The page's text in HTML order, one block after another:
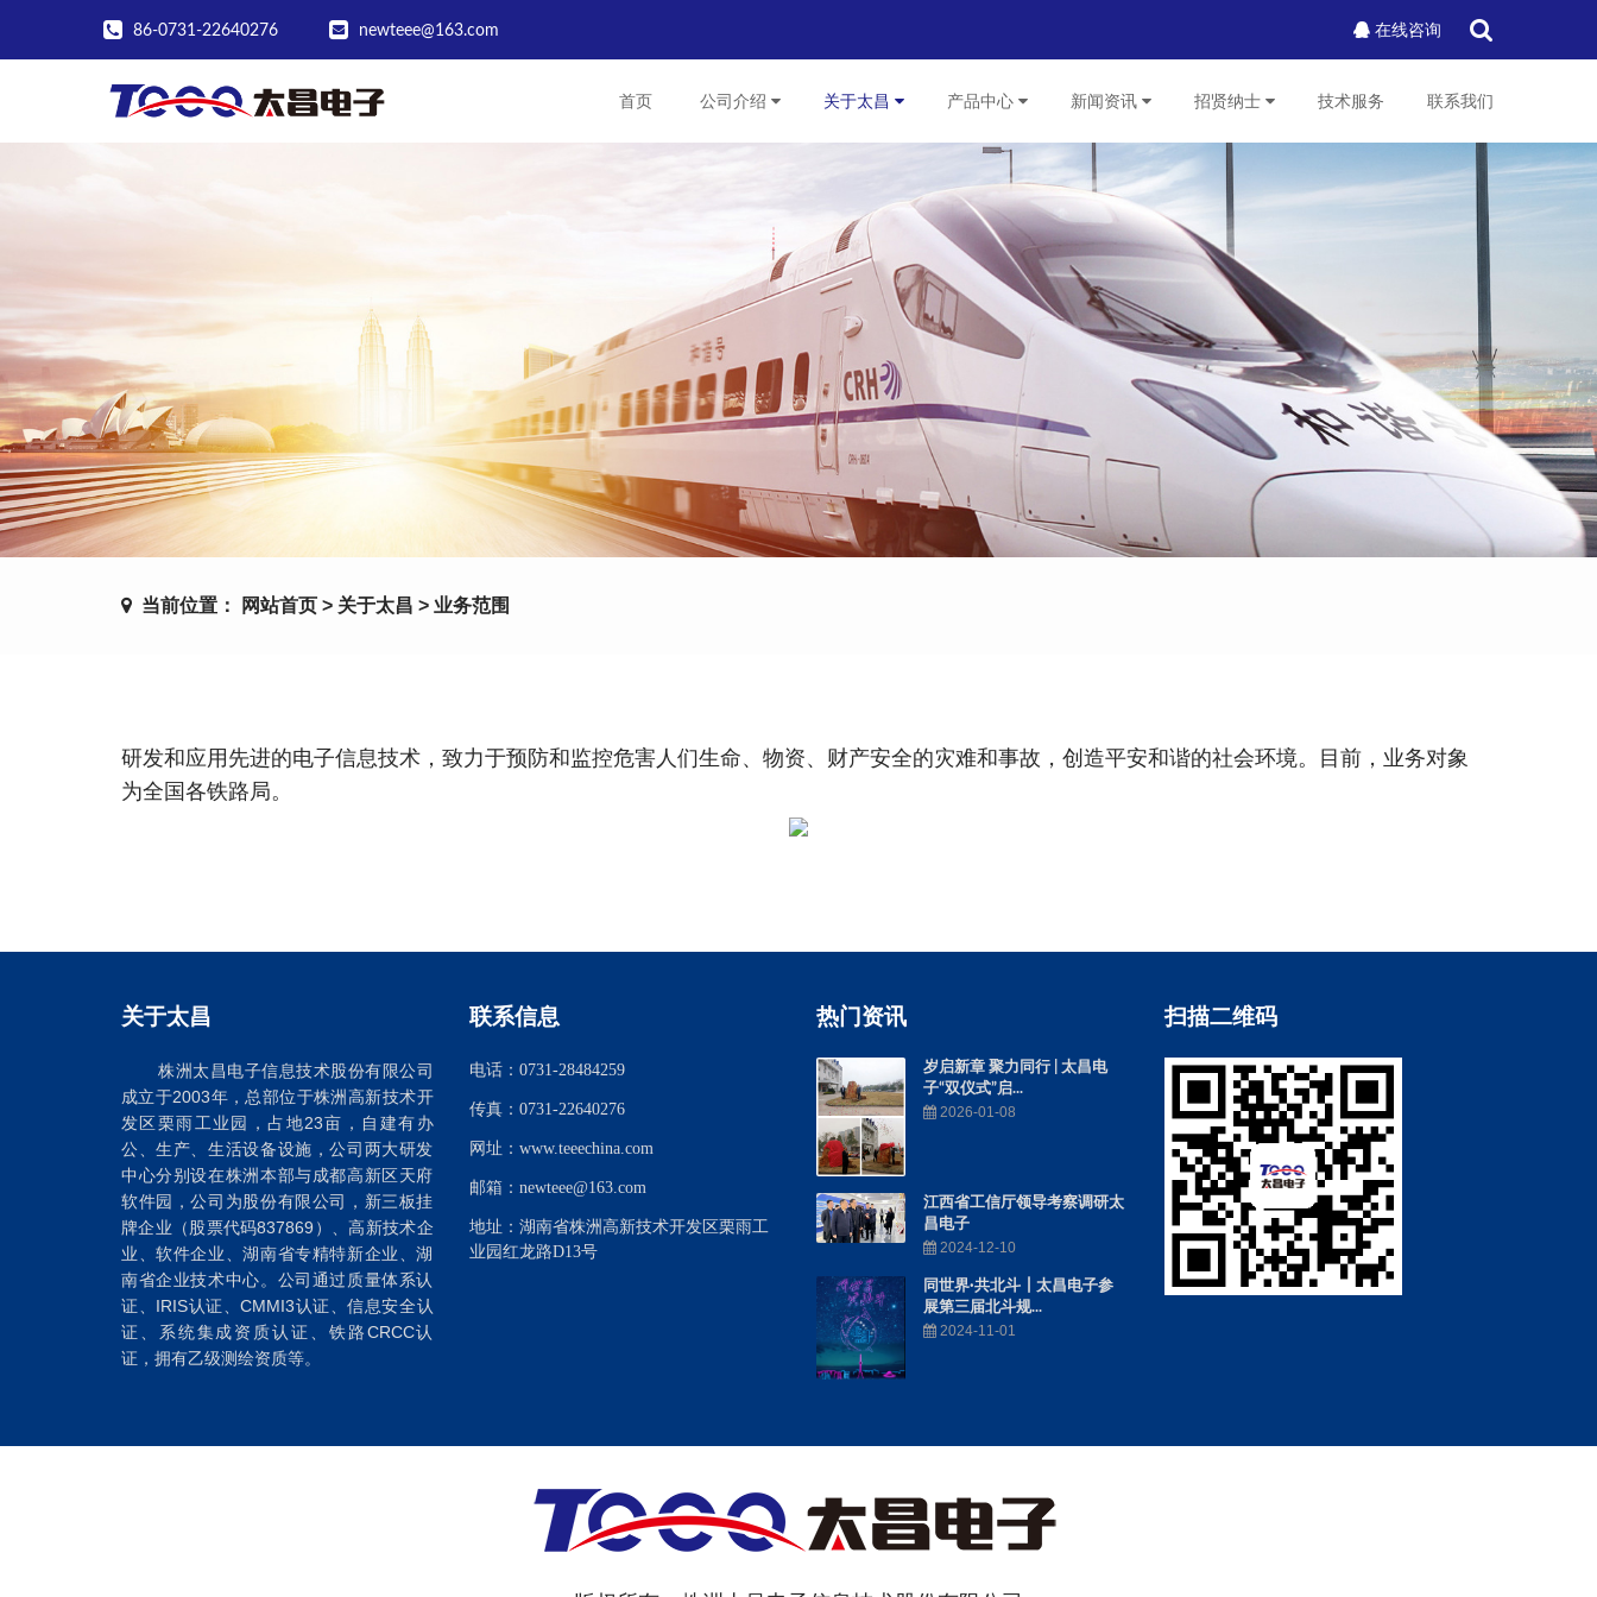
86-0731-22640276 newteee@163.com 在线咨询
首页 公司介绍 关于太昌 产品中心 新闻资讯 招贤纳士 技术服务 联系我们
当前位置： 网站首页 > 关于太昌 > 业务范围
研发和应用先进的电子信息技术，致力于预防和监控危害人们生命、物资、财产安全的灾难和事故，创造平安和谐的社会环境。目前，业务对象
为全国各铁路局。
关于太昌
株洲太昌电子信息技术股份有限公司
成立于2003年，总部位于株洲高新技术开
发区栗雨工业园，占地23亩，自建有办
公、生产、生活设备设施，公司两大研发
中心分别设在株洲本部与成都高新区天府
软件园，公司为股份有限公司，新三板挂
牌企业（股票代码837869）、高新技术企
业、软件企业、湖南省专精特新企业、湖
南省企业技术中心。公司通过质量体系认
证、IRIS认证、CMMI3认证、信息安全认
证、系统集成资质认证、铁路CRCC认
证，拥有乙级测绘资质等。
联系信息
电话：0731-28484259
传真：0731-22640276
网址：www.teeechina.com
邮箱：newteee@163.com
地址：湖南省株洲高新技术开发区栗雨工
业园红龙路D13号
热门资讯
岁启新章 聚力同行 | 太昌电
子“双仪式”启...
2026-01-08
江西省工信厅领导考察调研太
昌电子
2024-12-10
同世界·共北斗┃太昌电子参
展第三届北斗规...
2024-11-01
扫描二维码